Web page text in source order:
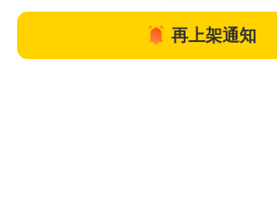
再上架通知
關於TapNow |TapNow Blog |加入成為合作夥